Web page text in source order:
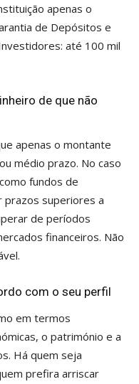
apenas o
de Depósitos e
até 100 mil
de que não
apenas o montante
médio prazo. No caso
fundos de
prazos superiores a
de períodos
financeiros. Não
com o seu perfil
em termos
o património e a
Há quem seja
prefira arriscar